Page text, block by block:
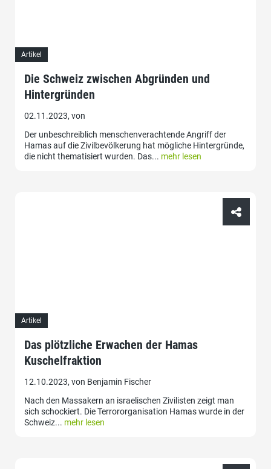
Artikel
Die Schweiz zwischen Abgründen und
Hintergründen
02.11.2023, von
Der unbeschreiblich menschenverachtende Angriff der
Hamas auf die Zivilbevölkerung hat mögliche Hintergründe,
die nicht thematisiert wurden. Das... mehr lesen
Artikel
Das plötzliche Erwachen der Hamas
Kuschelfraktion
12.10.2023, von Benjamin Fischer
Nach den Massakern an israelischen Zivilisten zeigt man
sich schockiert. Die Terrororganisation Hamas wurde in der
Schweiz... mehr lesen